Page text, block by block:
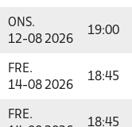
ONS.
12-08 2026
19:00
FRE.
14-08 2026
18:45
FRE.
18:45